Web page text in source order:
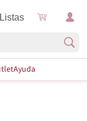
Listas
Ayuda